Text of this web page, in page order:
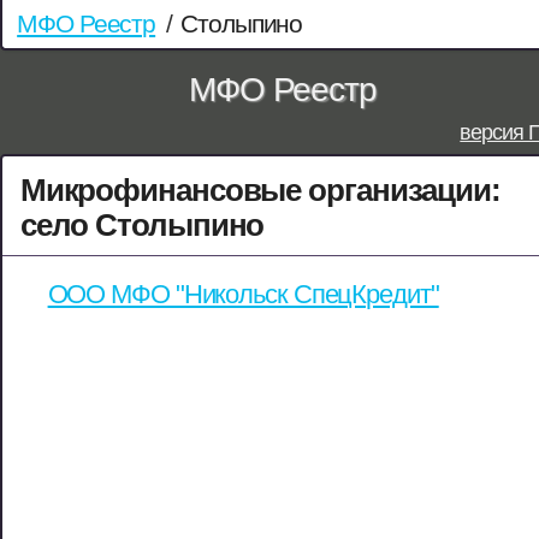
МФО Реестр / Столыпино
МФО Реестр
версия
Микрофинансовые организации:
село Столыпино
ООО МФО "Никольск СпецКредит"